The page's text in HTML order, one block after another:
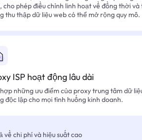
cho phép điều chỉnh linh hoạt về đồng thời
thu thập dữ liệu web có thể mở rộng quy mô.
ISP hoạt động lâu dài
những ưu điểm của proxy trung tâm dữ
độc lập cho mọi tình huống kinh doanh.
về chi phí và hiệu suất cao